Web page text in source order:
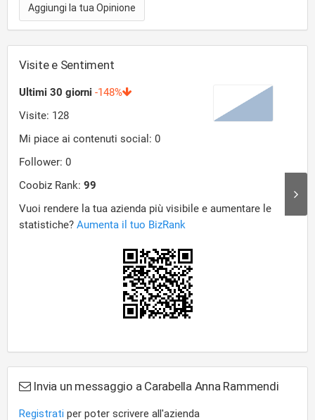
Aggiungi la tua Opinione
Visite e Sentiment
Invia un messaggio a Carabella Anna Rammendi
Registrati per poter scrivere all'azienda